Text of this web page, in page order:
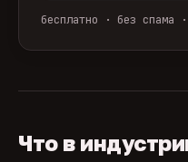
бесплатно · без спама
Что в